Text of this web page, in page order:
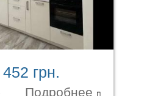
грн.
Подробнее